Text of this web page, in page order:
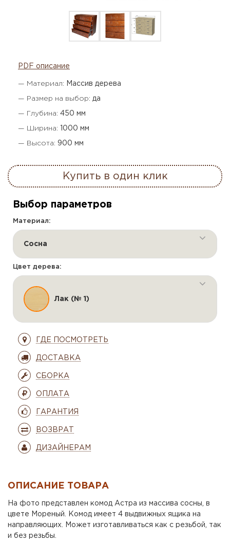
PDF описание
— Материал: Массив дерева
— Размер на выбор: да
— Глубина: 450 мм
— Ширина: 1000 мм
— Высота: 900 мм
Купить в один клик
Выбор параметров
Материал:
Сосна
Цвет дерева:
Лак (№ 1)
ГДЕ ПОСМОТРЕТЬ
ДОСТАВКА
СБОРКА
ОПЛАТА
ГАРАНТИЯ
ВОЗВРАТ
ДИЗАЙНЕРАМ
ОПИСАНИЕ ТОВАРА
На фото представлен комод Астра из массива сосны, в
цвете Мореный. Комод имеет 4 выдвижных ящика на
направляющих. Может изготавливаться как с резьбой, так
и без резьбы.